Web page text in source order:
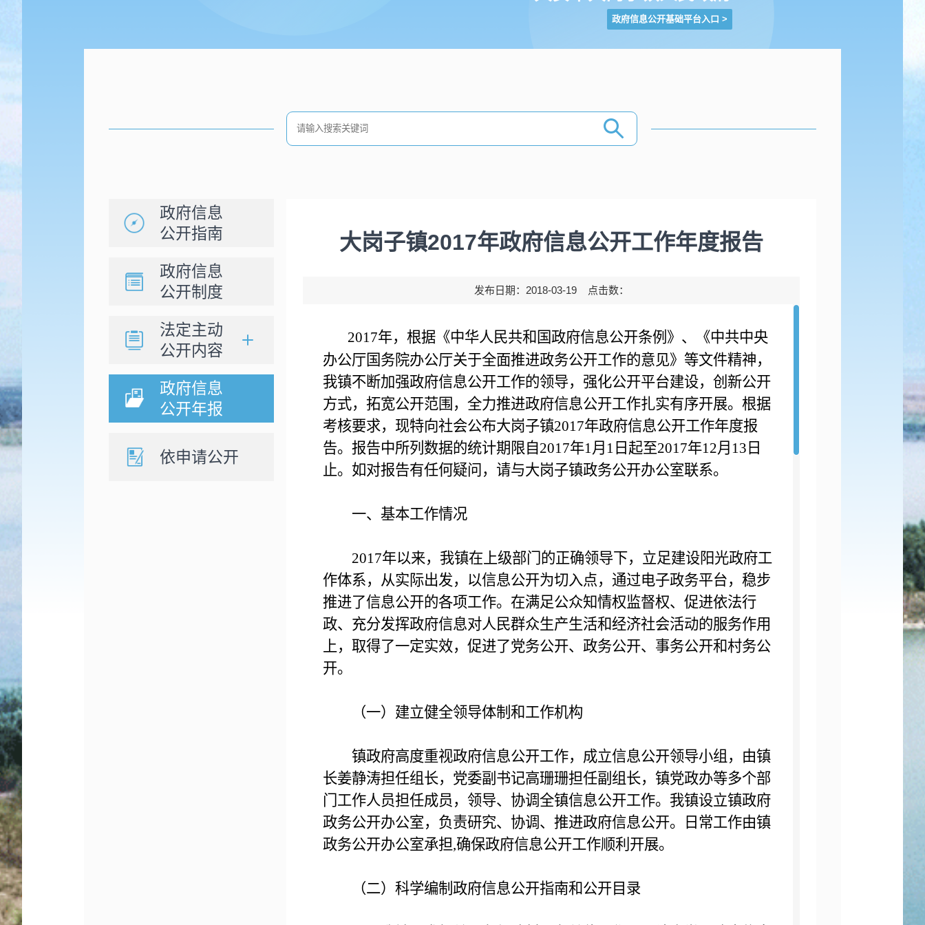
政府信息公开基础平台入口 >
政府信息
公开指南
政府信息
公开制度
法定主动
公开内容
政府信息
公开年报
依申请公开
大岗子镇2017年政府信息公开工作年度报告
发布日期：2018-03-19 点击数：
2017年，根据《中华人民共和国政府信息公开条例》、《中共中央
办公厅国务院办公厅关于全面推进政务公开工作的意见》等文件精神，
我镇不断加强政府信息公开工作的领导，强化公开平台建设，创新公开
方式，拓宽公开范围，全力推进政府信息公开工作扎实有序开展。根据
考核要求，现特向社会公布大岗子镇2017年政府信息公开工作年度报
告。报告中所列数据的统计期限自2017年1月1日起至2017年12月13日
止。如对报告有任何疑问，请与大岗子镇政务公开办公室联系。
一、基本工作情况
2017年以来，我镇在上级部门的正确领导下，立足建设阳光政府工
作体系，从实际出发，以信息公开为切入点，通过电子政务平台，稳步
推进了信息公开的各项工作。在满足公众知情权监督权、促进依法行
政、充分发挥政府信息对人民群众生产生活和经济社会活动的服务作用
上，取得了一定实效，促进了党务公开、政务公开、事务公开和村务公
开。
（一）建立健全领导体制和工作机构
镇政府高度重视政府信息公开工作，成立信息公开领导小组，由镇
长姜静涛担任组长，党委副书记高珊珊担任副组长，镇党政办等多个部
门工作人员担任成员，领导、协调全镇信息公开工作。我镇设立镇政府
政务公开办公室，负责研究、协调、推进政府信息公开。日常工作由镇
政务公开办公室承担,确保政府信息公开工作顺利开展。
（二）科学编制政府信息公开指南和公开目录